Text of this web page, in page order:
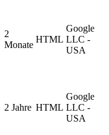
2
Monate
HTML
Google
LLC -
USA
2 Jahre HTML
Google
LLC -
USA